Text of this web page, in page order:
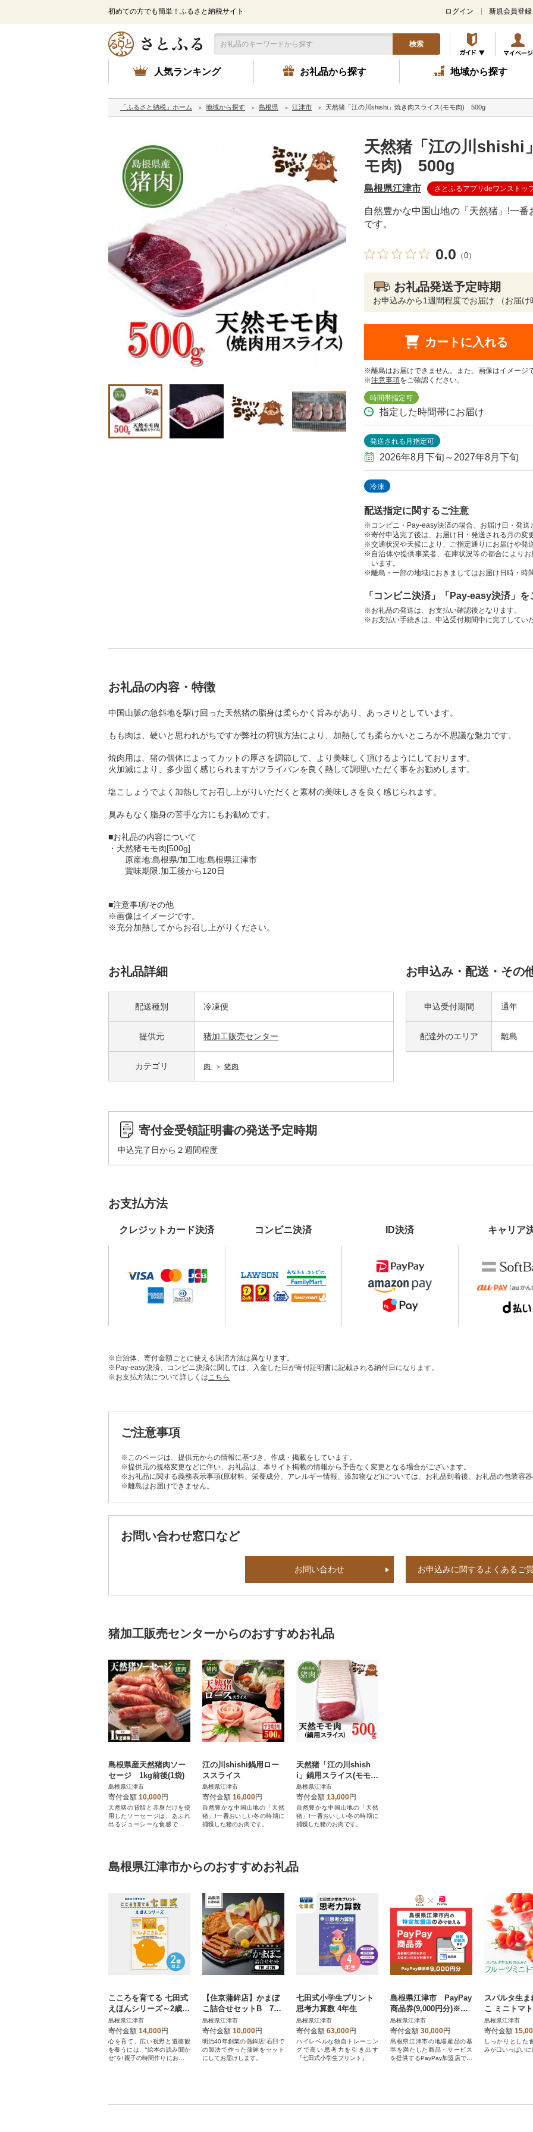
初めての方でも簡単！ふるさと納税サイト ログイン 新規会員登録
検索
人気ランキング お礼品から探す 地域から探す
「ふるさと納税」ホーム 地域から探す 島根県 江津市 天然猪「江の川shishi」焼き肉スライス(モモ肉) 500g
天然猪「江の川shishi
モ肉) 500g
島根県江津市 さとふるアプリdeワンストッ
自然豊かな中国山地の「天然猪」!一
です。
0.0 （0）
お礼品発送予定時期
お申込みから1週間程度でお届け （お届
カートに入れる
※離島はお届けできません。また、画像はイメージ
※注意事項をご確認ください。
時間帯指定可
指定した時間帯にお届け
発送される月指定可
2026年8月下旬～2027年8月下旬
冷凍
配送指定に関するご注意
※コンビニ・Pay-easy決済の場合、お届け日・発送
※寄付申込完了後は、お届け日・発送される月の変
※交通状況や天候により、ご指定通りにお届けや発
※自治体や提供事業者、在庫状況等の都合により
います。
※離島・一部の地域におきましてはお届け日時・時
「コンビニ決済」「Pay-easy決済」
※お礼品の発送は、お支払い確認後となります。
※お支払い手続きは、申込受付期間中に完了してい
お礼品の内容・特徴
中国山脈の急斜地を駆け回った天然猪の脂身は柔らかく旨みがあり、あっさりとしています。
もも肉は、硬いと思われがちですが弊社の狩猟方法により、加熱しても柔らかいところが不思議な魅力です。
焼肉用は、猪の個体によってカットの厚さを調節して、より美味しく頂けるようにしております。
火加減により、多少固く感じられますがフライパンを良く熱して調理いただく事をお勧めします。
塩こしょうでよく加熱してお召し上がりいただくと素材の美味しさを良く感じられます。
臭みもなく脂身の苦手な方にもお勧めです。
■お礼品の内容について
・天然猪モモ肉[500g]
原産地:島根県/加工地:島根県江津市
賞味期限:加工後から120日
■注意事項/その他
※画像はイメージです。
※充分加熱してからお召し上がりください。
お礼品詳細
配送種別 冷凍便
提供元 猪加工販売センター
カテゴリ 肉 猪肉
お申込み・配送・その
申込受付期間 通年
配達外のエリア 離島
寄付金受領証明書の発送予定時期
申込完了日から２週間程度
お支払方法
クレジットカード決済 コンビニ決済 ID決済 キャリア
※自治体、寄付金額ごとに使える決済方法は異なります。
※Pay-easy決済、コンビニ決済に関しては、入金した日が寄付証明書に記載される納付日になります。
※お支払方法について詳しくはこちら
ご注意事項
※このページは、提供元からの情報に基づき、作成・掲載をしています。
※提供元の規格変更などに伴い、お礼品は、本サイト掲載の情報から予告なく変更となる場合がございます。
※お礼品に関する義務表示事項(原材料、栄養成分、アレルギー情報、添加物など)については、お礼品到着後、お礼品の包装容
※離島はお届けできません。
お問い合わせ窓口など
お問い合わせ お申込みに関するよくあるご
猪加工販売センターからのおすすめお礼品
島根県産天然猪肉ソー
セージ 1kg前後(1袋)
島根県江津市
寄付金額 10,000円
天然猪の背脂と赤身だけを使
用したソーセージは、あふれ
出るジューシーな食感で地元
江の川shishi鍋用ロー
ススライス
島根県江津市
寄付金額 16,000円
自然豊かな中国山地の「天然
猪」!一番おいしい冬の時期に
捕獲した猪のお肉です。
天然猪「江の川shish
i」鍋用スライス(モモ
肉) 500g
島根県江津市
寄付金額 13,000円
自然豊かな中国山地の「天然
猪」!一番おいしい冬の時期に
捕獲した猪のお肉です。
島根県江津市からのおすすめお礼品
こころを育てる 七田式
えほんシリーズ～2歳以
上(ひよこさん)
島根県江津市
寄付金額 14,000円
心を育て、広い視野と道徳観
を養うには、“絵本の読み聞か
せ”を!親子の時間作りにおすす
【住京蒲鉾店】かまぼ
こ詰合せセットB 7種
7個
島根県江津市
寄付金額 10,000円
明治40年創業の蒲鉾店!石臼で
の製法で作った蒲鉾をセット
にしてお届けします。
七田式小学生プリント
思考力算数 4年生
島根県江津市
寄付金額 63,000円
ハイレベルな独自トレーニン
グで高い思考力を引き出す
『七田式小学生プリント』
島根県江津市 PayPay
商品券(9,000円分)※地
域内の一部の加盟店の
みで利用可
島根県江津市
寄付金額 30,000円
島根県江津市の地場産品の基
準を満たした商品・サービス
を提供するPayPay加盟店での
スパルタ生ま
こ ミニトマ
島根県江津市
寄付金額
しっかりとした
みが口いっぱい